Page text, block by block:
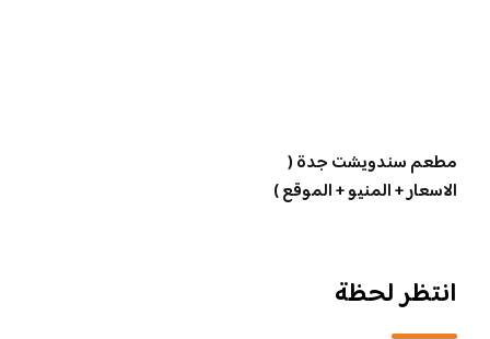
مطعم سندويشت جدة (
الاسعار + المنيو + الموقع )
انتظر لحظة